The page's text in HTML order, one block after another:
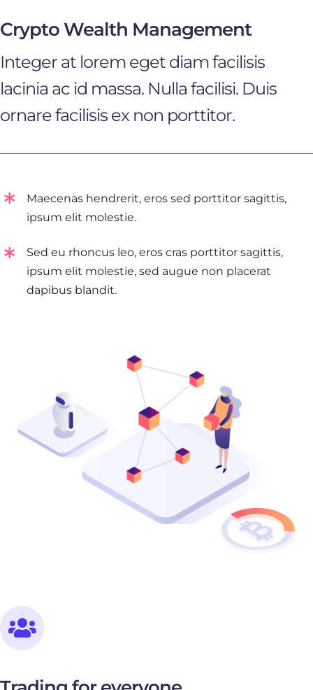
Crypto Wealth Management
Integer at lorem eget diam facilisis
lacinia ac id massa. Nulla facilisi. Duis
ornare facilisis ex non porttitor.
Maecenas hendrerit, eros sed porttitor sagittis,
ipsum elit molestie.
Sed eu rhoncus leo, eros cras porttitor sagittis,
ipsum elit molestie, sed augue non placerat
dapibus blandit.